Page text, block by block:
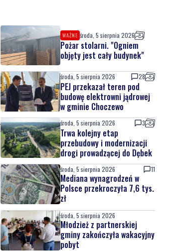
WAŻNE środa, 5 sierpnia 2026
Pożar stolarni. "Ogniem
objęty jest cały budynek"
środa, 5 sierpnia 2026 28
PEJ przekazał teren pod
budowę elektrowni jądrowej
w gminie Choczewo
środa, 5 sierpnia 2026 3
Trwa kolejny etap
przebudowy i modernizacji
drogi prowadzącej do Dębek
środa, 5 sierpnia 2026 11
Mediana wynagrodzeń w
Polsce przekroczyła 7,6 tys.
zł
środa, 5 sierpnia 2026
Młodzież z partnerskiej
gminy zakończyła wakacyjny
pobyt